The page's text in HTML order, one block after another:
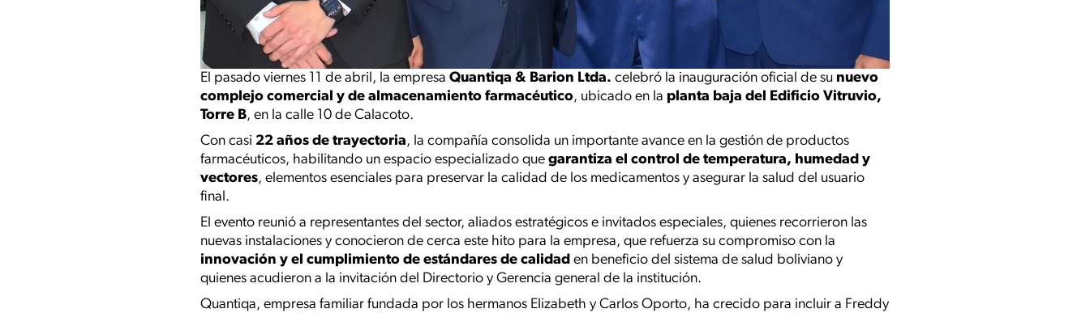
El pasado viernes 11 de abril, la empresa Quantiqa & Barion Ltda. celebró la inauguración oficial de su nuevo
complejo comercial y de almacenamiento farmacéutico, ubicado en la planta baja del Edificio Vitruvio,
Torre B, en la calle 10 de Calacoto.
Con casi 22 años de trayectoria, la compañía consolida un importante avance en la gestión de productos
farmacéuticos, habilitando un espacio especializado que garantiza el control de temperatura, humedad y
vectores, elementos esenciales para preservar la calidad de los medicamentos y asegurar la salud del usuario
final.
El evento reunió a representantes del sector, aliados estratégicos e invitados especiales, quienes recorrieron las
nuevas instalaciones y conocieron de cerca este hito para la empresa, que refuerza su compromiso con la
innovación y el cumplimiento de estándares de calidad en beneficio del sistema de salud boliviano y
quienes acudieron a la invitación del Directorio y Gerencia general de la institución.
Quantiqa, empresa familiar fundada por los hermanos Elizabeth y Carlos Oporto, ha crecido para incluir a Freddy